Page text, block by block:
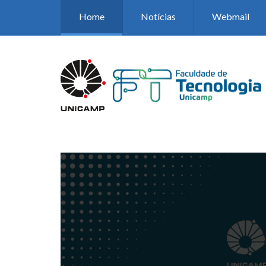
Home Notícias Webmail